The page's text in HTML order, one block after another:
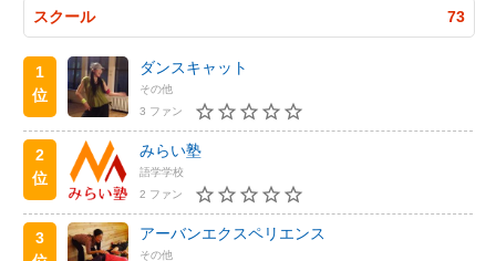
スクール 73
1
位
ダンスキャット
その他
3 ファン
2
位
みらい塾
語学学校
2 ファン
3
アーバンエクスペリエンス
その他